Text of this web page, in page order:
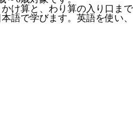
け算と、わり算の入り口まで
語で学びます。英語を使い、